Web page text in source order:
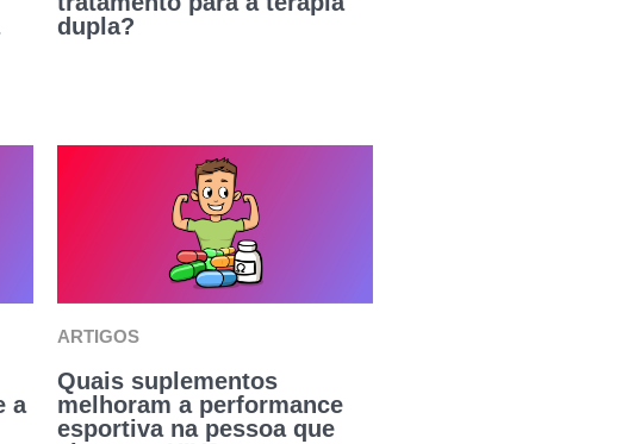
dupla?
a
ARTIGOS
Quais suplementos
melhoram a performance
esportiva na pessoa que